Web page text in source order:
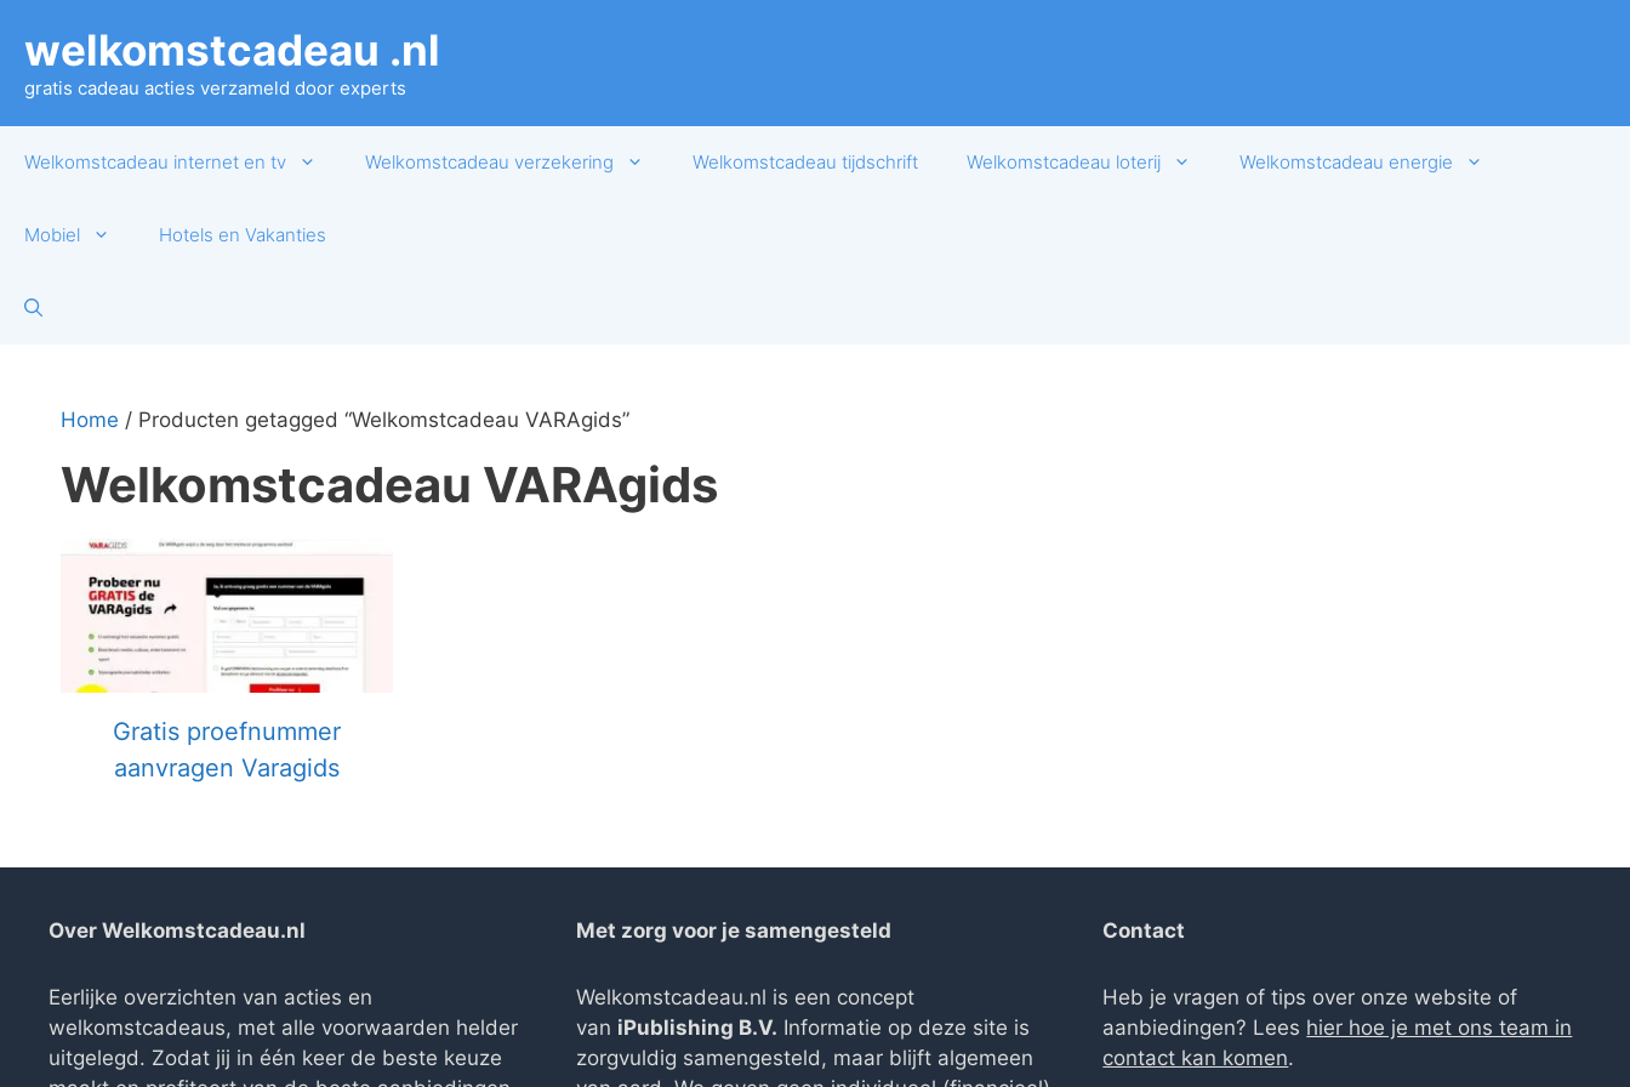
naar
inhoud
welkomstcadeau .nl
gratis cadeau acties verzameld door experts
Welkomstcadeau internet en tv Welkomstcadeau verzekering Welkomstcadeau tijdschrift Welkomstcadeau loterij Welkomstcadeau energie
Mobiel Hotels en Vakanties
Home / Producten getagged “Welkomstcadeau VARAgids”
Welkomstcadeau VARAgids
Gratis proefnummer
aanvragen Varagids
Over Welkomstcadeau.nl
Eerlijke overzichten van acties en
welkomstcadeaus, met alle voorwaarden helder
uitgelegd. Zodat jij in één keer de beste keuze
Met zorg voor je samengesteld
Welkomstcadeau.nl is een concept
van iPublishing B.V. Informatie op deze site is
zorgvuldig samengesteld, maar blijft algemeen
Contact
Heb je vragen of tips over onze website of
aanbiedingen? Lees hier hoe je met ons team in
contact kan komen.